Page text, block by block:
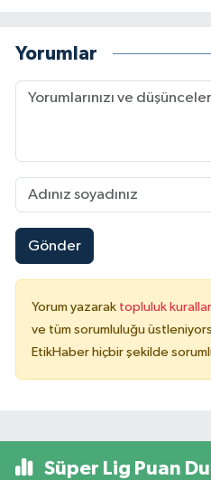
Yorumlar
Gönder
Yorum yazarak topluluk
ve tüm sorumluluğu
EtikHaber hiçbir şekilde
Süper Lig Puan